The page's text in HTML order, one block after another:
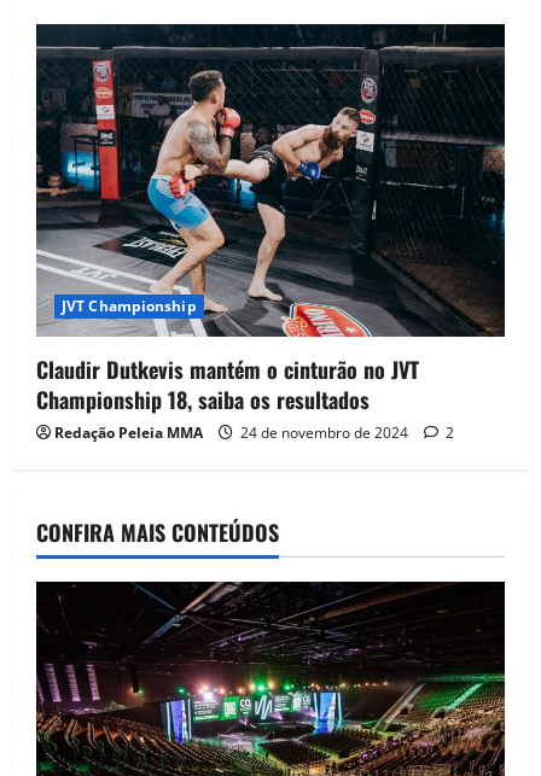
JVT Championship
Claudir Dutkevis mantém o cinturão no JVT
Championship 18, saiba os resultados
Redação Peleia MMA 24 de novembro de 2024 2
CONFIRA MAIS CONTEÚDOS